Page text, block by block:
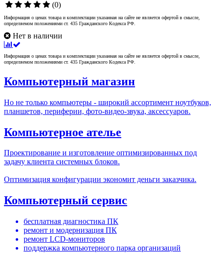
(0)
Информация о ценах товара и комплектации указанная на сайте не является офертой в смысле,
определяемом положениями ст. 435 Гражданского Кодекса РФ.
Нет в наличии
Информация о ценах товара и комплектации указанная на сайте не является офертой в смысле,
определяемом положениями ст. 435 Гражданского Кодекса РФ.
Компьютерный магазин
Но не только компьютеры - широкий ассортимент ноутбуков,
планшетов, периферии, фото-видео-звука, аксессуаров.
Компьютерное ателье
Проектирование и изготовление оптимизированных под
задачу клиента системных блоков.
Оптимизация конфигурации экономит деньги заказчика.
Компьютерный сервис
бесплатная диагностика ПК
ремонт и модернизация ПК
ремонт LCD-мониторов
поддержка компьютерного парка организаций